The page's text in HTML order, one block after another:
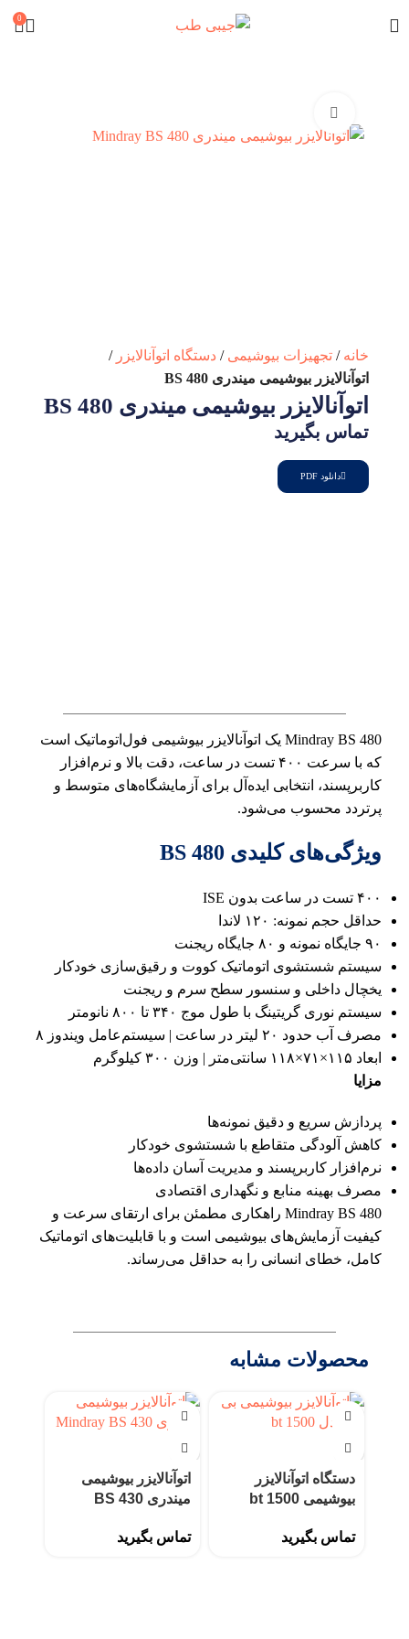
0
خانه تجهیزات بیوشیمی
دستگاه اتوآنالایزر
اتوآنالایزر بیوشیمی میندری BS 480
اتوآنالایزر بیوشیمی میندری BS 480
تماس بگیرید
دانلود PDF
Mindray BS 480 یک اتوآنالایزر بیوشیمی فول‌اتوماتیک است
که با سرعت ۴۰۰ تست در ساعت، دقت بالا و نرم‌افزار
کاربرپسند، انتخابی ایده‌آل برای آزمایشگاه‌های متوسط و
پرتردد محسوب می‌شود.
ویژگی‌های کلیدی BS 480
۴۰۰ تست در ساعت بدون ISE
حداقل حجم نمونه: ۱۲۰ لاندا
۹۰ جایگاه نمونه و ۸۰ جایگاه ریجنت
سیستم شستشوی اتوماتیک کووت و رقیق‌سازی خودکار
یخچال داخلی و سنسور سطح سرم و ریجنت
سیستم نوری گریتینگ با طول موج ۳۴۰ تا ۸۰۰ نانومتر
مصرف آب حدود ۲۰ لیتر در ساعت | سیستم‌عامل ویندوز ۸
ابعاد ۱۱۵×۷۱×۱۱۸ سانتی‌متر | وزن ۳۰۰ کیلوگرم
مزایا
پردازش سریع و دقیق نمونه‌ها
کاهش آلودگی متقاطع با شستشوی خودکار
نرم‌افزار کاربرپسند و مدیریت آسان داده‌ها
مصرف بهینه منابع و نگهداری اقتصادی
Mindray BS 480 راهکاری مطمئن برای ارتقای سرعت و
کیفیت آزمایش‌های بیوشیمی است و با قابلیت‌های اتوماتیک
کامل، خطای انسانی را به حداقل می‌رساند.
محصولات مشابه
دستگاه اتوآنالایزر
بیوشیمی bt 1500
تماس بگیرید
اتوآنالایزر بیوشیمی
میندری BS 430
تماس بگیرید